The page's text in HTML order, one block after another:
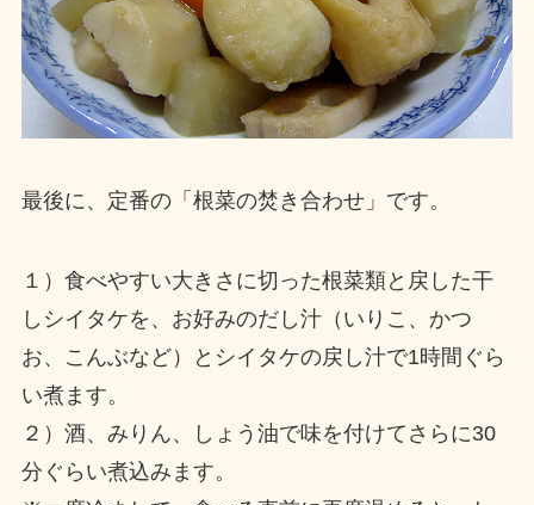
最後に、定番の「根菜の焚き合わせ」です。
１）食べやすい大きさに切った根菜類と戻した干
しシイタケを、お好みのだし汁（いりこ、かつ
お、こんぶなど）とシイタケの戻し汁で1時間ぐら
い煮ます。
２）酒、みりん、しょう油で味を付けてさらに30
分ぐらい煮込みます。